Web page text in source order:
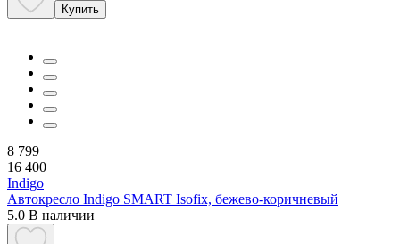
Купить
8 799
16 400
Indigo
Автокресло Indigo SMART Isofix, бежево-коричневый
5.0 В наличии